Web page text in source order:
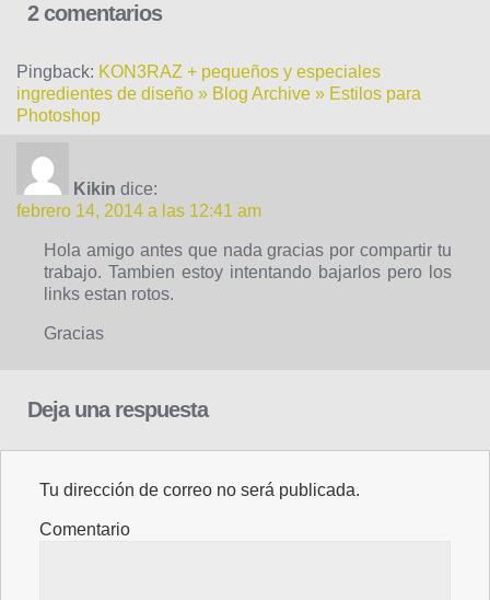
2 comentarios
Pingback: KON3RAZ + pequeños y especiales
ingredientes de diseño » Blog Archive » Estilos para
Photoshop
Kikin dice:
febrero 14, 2014 a las 12:41 am
Hola amigo antes que nada gracias por compartir tu
trabajo. Tambien estoy intentando bajarlos pero los
links estan rotos.
Gracias
Deja una respuesta
Tu dirección de correo no será publicada.
Comentario